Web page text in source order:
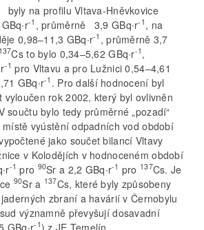
na profilu Vltava-Hněvkovice
-1 , průměrně 3,9 GBq∙r-1 , na
0,98–11,3 GBq∙r-1 , průměrně 3,7
137Cs to bylo 0,34–5,62 GBq∙r-1 ,
-1 pro Vltavu a pro Lužnici 0,54–4,61
GBq∙r-1 . Pro další hodnocení byl
vyloučen rok 2002, který byl ovlivněn
součtu bylo tedy průměrné „pozadí“
vyústění odpadních vod období
jako součet bilancí Vltavy
v Kolodějích v hodnoceném období
-1 pro 90Sr a 2,2 GBq∙r-1 pro 137Cs. Je
90Sr a 137Cs, které byly způsobeny
zbraní a havárií v Černobylu
významně převyšují dosavadní
GBq∙r-1) z JE Temelín.